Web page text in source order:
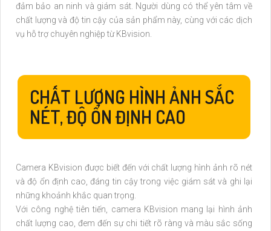
đảm bảo an ninh và giám sát. Người dùng có thể yên tâm về
chất lượng và độ tin cậy của sản phẩm này, cùng với các dịch
vụ hỗ trợ chuyên nghiệp từ KBvision.
CHẤT LƯỢNG HÌNH ẢNH SẮC
NÉT, ĐỘ ỔN ĐỊNH CAO
Camera KBvision được biết đến với chất lượng hình ảnh rõ nét
và độ ổn định cao, đáng tin cậy trong việc giám sát và ghi lại
những khoảnh khắc quan trọng.
Với công nghệ tiên tiến, camera KBvision mang lại hình ảnh
chất lượng cao, đem đến sự chi tiết rõ ràng và màu sắc sống